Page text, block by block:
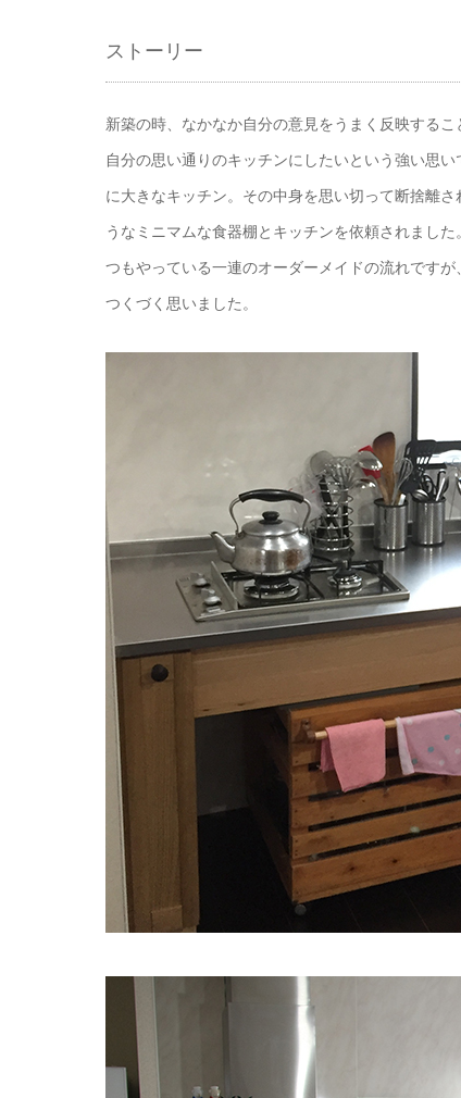
ストーリー
新築の時、なかなか自分の意見をうまく反映する
自分の思い通りのキッチンにしたいという強い思
に大きなキッチン。その中身を思い切って断捨離
うなミニマムな食器棚とキッチンを依頼されまし
つもやっている一連のオーダーメイドの流れです
つくづく思いました。